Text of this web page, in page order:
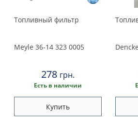
Топливный фильтр
Meyle 36-14 323 0005
278 грн.
Есть в наличии
Купить